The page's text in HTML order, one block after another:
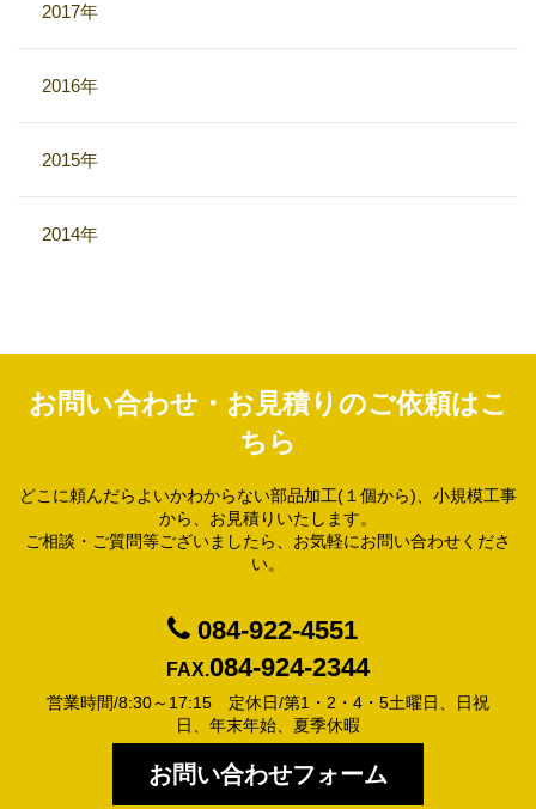
2017年
2016年
2015年
2014年
お問い合わせ・お見積りのご依頼はこ
ちら
どこに頼んだらよいかわからない部品加工(１個から)、小規模工事
から、お見積りいたします。
ご相談・ご質問等ございましたら、お気軽にお問い合わせくださ
い。
084-922-4551
FAX.084-924-2344
営業時間/8:30～17:15 定休日/第1・2・4・5土曜日、日祝
日、年末年始、夏季休暇
お問い合わせフォーム